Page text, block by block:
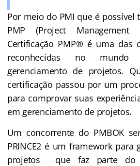
Por meio do PMI que é possível
PMP (Project Management
Certificação PMP® é uma das
reconhecidas no
gerenciamento de projetos.
certificação passou por um
para comprovar suas
em gerenciamento de projetos.
Um concorrente do PMBOK
PRINCE2 é um framework para
projetos que faz parte do